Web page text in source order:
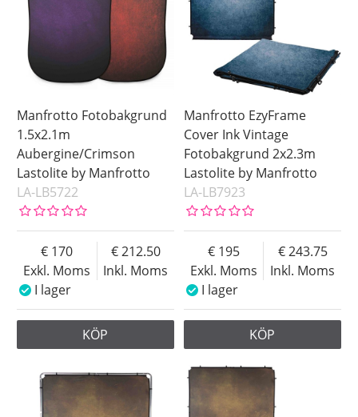
Manfrotto Fotobakgrund
1.5x2.1m
Aubergine/Crimson
Lastolite by Manfrotto
LA-LB5722
Exkl. Moms
170
Inkl. Moms
212.50
I lager
KÖP
Manfrotto EzyFrame
Cover Ink Vintage
Fotobakgrund 2x2.3m
Lastolite by Manfrotto
LA-LB7923
Exkl. Moms
195
Inkl. Moms
243.75
I lager
KÖP